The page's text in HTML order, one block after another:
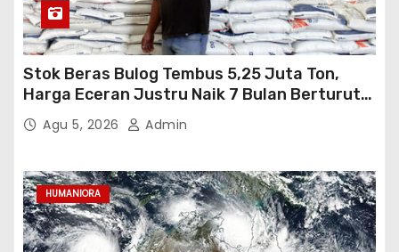
Stok Beras Bulog Tembus 5,25 Juta Ton,
Harga Eceran Justru Naik 7 Bulan Berturut-
TurutAgu 5, 2026 Admin
HUMANIORA